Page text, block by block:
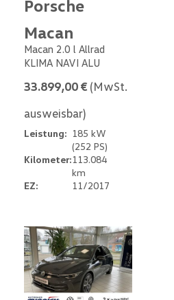
Porsche
Macan
Macan 2.0 l Allrad
KLIMA NAVI ALU
33.899,00 € (MwSt.
ausweisbar)
Leistung: 185 kW
(252 PS)
Kilometer:113.084
km
EZ:
11/2017